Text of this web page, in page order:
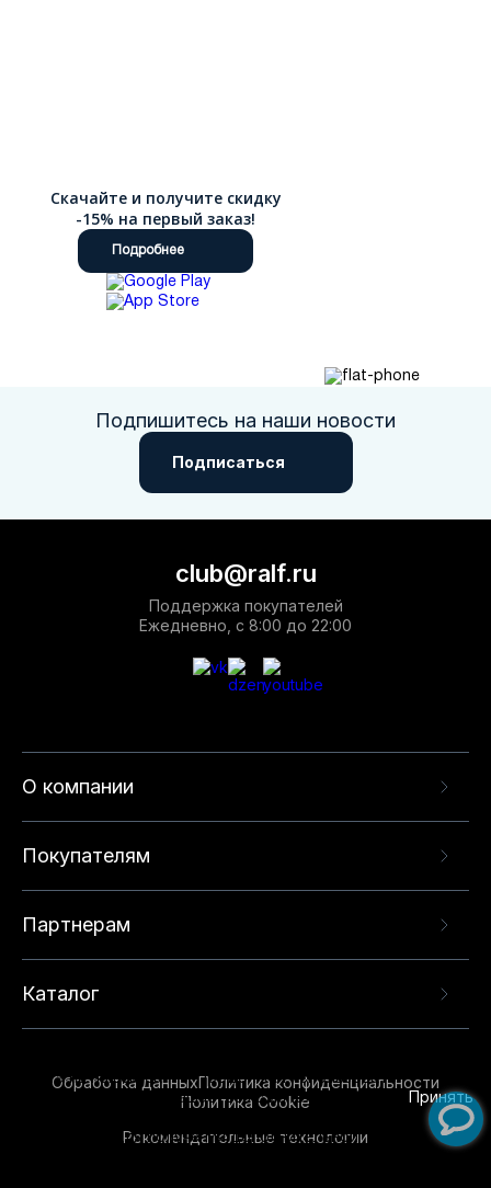
Скачайте и получите скидку
-15% на первый заказ!
Подробнее
Подпишитесь на наши новости
Подписаться
О компании
Покупателям
Партнерам
Каталог
club@ralf.ru
Поддержка покупателей
Ежедневно, с 8:00 до 22:00
Обработка данныхПолитика конфиденциальности
Политика Cookie
Рекомендательные технологии
опыта на нашем сайте. Продолжая использовать
данный сайт, вы соглашаетесь с использованием
технологий. Для получения дополнительной
Принять